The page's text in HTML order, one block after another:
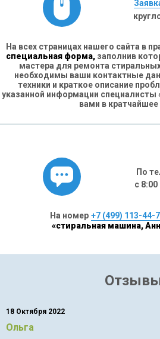
На всех страницах нашего сайта в
специальная форма, заполнив
мастера для ремонта
необходимы ваши контактные
техники и краткое описание
указанной информации специалисты
вами в
По
с
На номер +7 (499) 113-44-
«стиральная машина,
18 Октября 2022
Ольга